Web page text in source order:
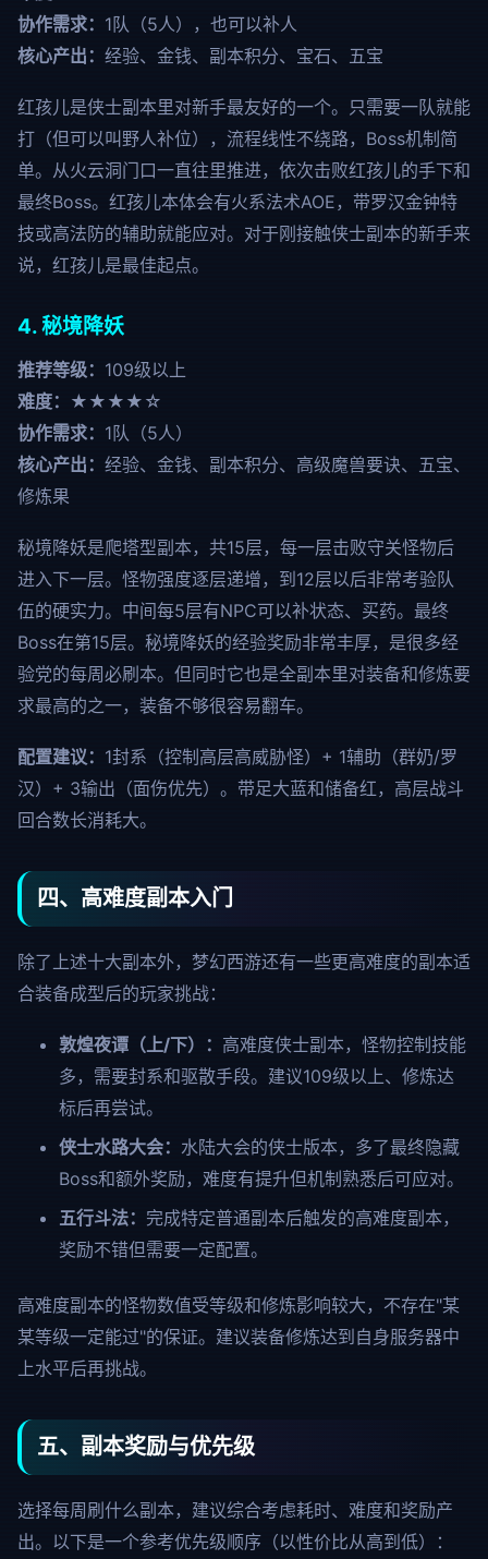
协作需求： 1队（5人），也可以补人
核心产出： 经验、金钱、副本积分、宝石、五宝
红孩儿是侠士副本里对新手最友好的一个。只需要一队就能
打（但可以叫野人补位），流程线性不绕路，Boss机制简
单。从火云洞门口一直往里推进，依次击败红孩儿的手下和
最终Boss。红孩儿本体会有火系法术AOE，带罗汉金钟特
技或高法防的辅助就能应对。对于刚接触侠士副本的新手来
说，红孩儿是最佳起点。
4. 秘境降妖
推荐等级： 109级以上
难度： ★★★★☆
协作需求： 1队（5人）
核心产出： 经验、金钱、副本积分、高级魔兽要诀、五宝、
修炼果
秘境降妖是爬塔型副本，共15层，每一层击败守关怪物后
进入下一层。怪物强度逐层递增，到12层以后非常考验队
伍的硬实力。中间每5层有NPC可以补状态、买药。最终
Boss在第15层。秘境降妖的经验奖励非常丰厚，是很多经
验党的每周必刷本。但同时它也是全副本里对装备和修炼要
求最高的之一，装备不够很容易翻车。
配置建议： 1封系（控制高层高威胁怪）+ 1辅助（群奶/罗
汉）+ 3输出（面伤优先）。带足大蓝和储备红，高层战斗
回合数长消耗大。
四、高难度副本入门
除了上述十大副本外，梦幻西游还有一些更高难度的副本适
合装备成型后的玩家挑战：
敦煌夜谭（上/下）： 高难度侠士副本，怪物控制技能
多，需要封系和驱散手段。建议109级以上、修炼达
标后再尝试。
侠士水路大会： 水陆大会的侠士版本，多了最终隐藏
Boss和额外奖励，难度有提升但机制熟悉后可应对。
五行斗法： 完成特定普通副本后触发的高难度副本，
奖励不错但需要一定配置。
高难度副本的怪物数值受等级和修炼影响较大，不存在"某
某等级一定能过"的保证。建议装备修炼达到自身服务器中
上水平后再挑战。
五、副本奖励与优先级
选择每周刷什么副本，建议综合考虑耗时、难度和奖励产
出。以下是一个参考优先级顺序（以性价比从高到低）：